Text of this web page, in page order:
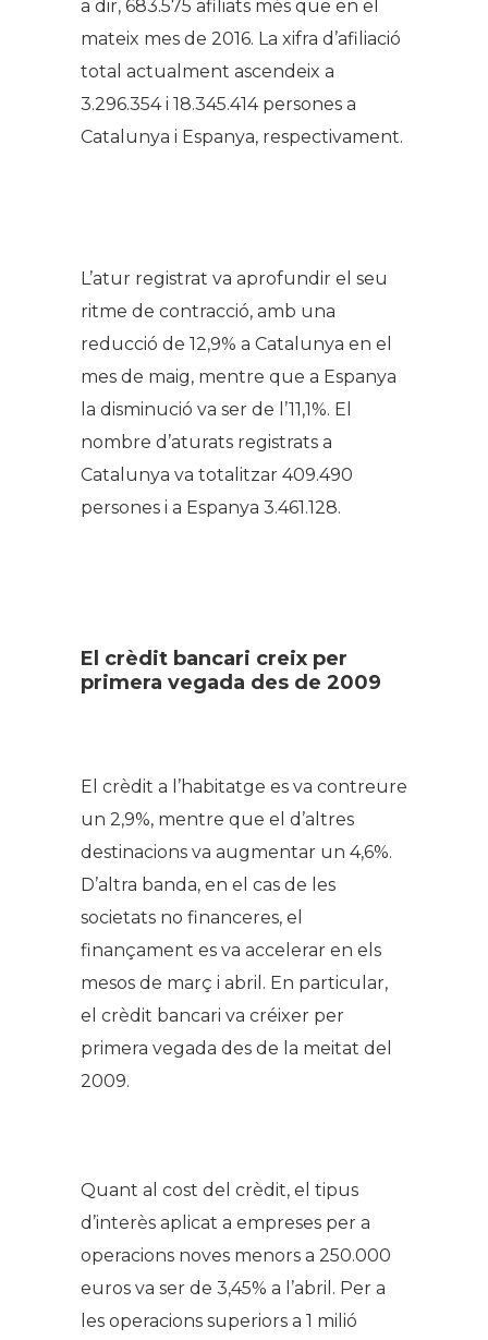
a dir, 683.575 afiliats més que en el
mateix mes de 2016. La xifra d’afiliació
total actualment ascendeix a
3.296.354 i 18.345.414 persones a
Catalunya i Espanya, respectivament.
L’atur registrat va aprofundir el seu
ritme de contracció, amb una
reducció de 12,9% a Catalunya en el
mes de maig, mentre que a Espanya
la disminució va ser de l’11,1%. El
nombre d’aturats registrats a
Catalunya va totalitzar 409.490
persones i a Espanya 3.461.128.
El crèdit bancari creix per
primera vegada des de 2009
El crèdit a l’habitatge es va contreure
un 2,9%, mentre que el d’altres
destinacions va augmentar un 4,6%.
D’altra banda, en el cas de les
societats no financeres, el
finançament es va accelerar en els
mesos de març i abril. En particular,
el crèdit bancari va créixer per
primera vegada des de la meitat del
2009.
Quant al cost del crèdit, el tipus
d’interès aplicat a empreses per a
operacions noves menors a 250.000
euros va ser de 3,45% a l’abril. Per a
les operacions superiors a 1 milió